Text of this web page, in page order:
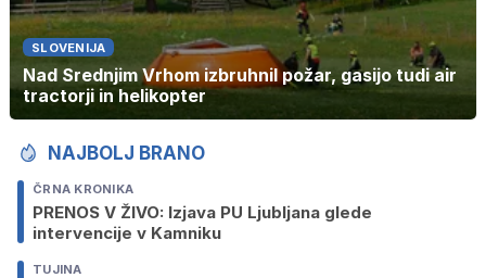
SLOVENIJA
Nad Srednjim Vrhom izbruhnil požar, gasijo tudi air
tractorji in helikopter
NAJBOLJ BRANO
ČRNA KRONIKA
PRENOS V ŽIVO: Izjava PU Ljubljana glede
intervencije v Kamniku
TUJINA